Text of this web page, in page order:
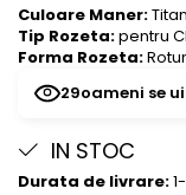
Supreme 8mm
Kaindl - Laminat
Kronotex - Laminat
Amazone 10 mm
Evolution 12 mm
Culoare Maner:Titan
Tip Rozeta:pentru
Forma Rozeta:
29oameni se
IN STOC
Durata de livrare: